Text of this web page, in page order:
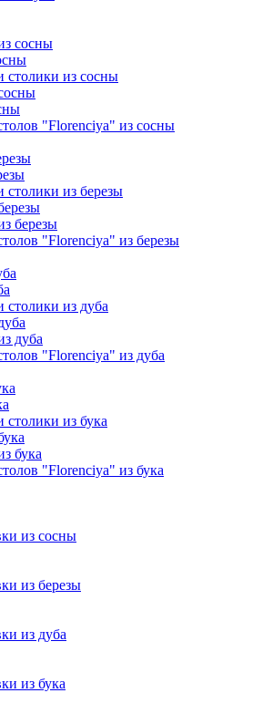
сосны
из сосны
"Florenciya" из сосны
из березы
березы
"Florenciya" из березы
из дуба
дуба
"Florenciya" из дуба
из бука
бука
"Florenciya" из бука
из сосны
из березы
из дуба
из бука